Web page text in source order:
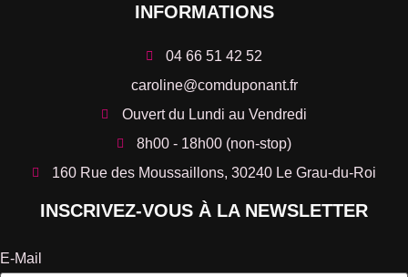
INFORMATIONS
04 66 51 42 52
caroline@comduponant.fr
Ouvert du Lundi au Vendredi
8h00 - 18h00 (non-stop)
160 Rue des Moussaillons, 30240 Le Grau-du-Roi
INSCRIVEZ-VOUS À LA NEWSLETTER
E-Mail